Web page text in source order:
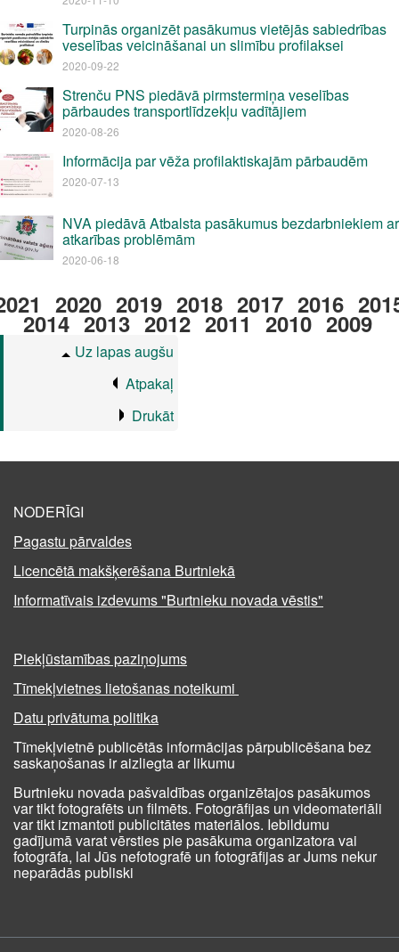
Turpinās organizēt pasākumus vietējās sabiedrības
veselības veicināšanai un slimību profilaksei
2020-09-22
Strenču PNS piedāvā pirmstermiņa veselības
pārbaudes transportlīdzekļu vadītājiem
2020-08-26
Informācija par vēža profilaktiskajām pārbaudēm
2020-07-13
NVA piedāvā Atbalsta pasākumus bezdarbniekiem ar
atkarības problēmām
2020-06-18
2020 2019 2018 2017 2016
2014 2013 2012 2011 2010 2009
Uz lapas augšu
Atpakaļ
Drukāt
NODERĪGI
Pagastu pārvaldes
Licencētā makšķerēšana Burtniekā
Informatīvais izdevums "Burtnieku novada vēstis"
Piekļūstamības paziņojums
Tīmekļvietnes lietošanas noteikumi
Datu privātuma politika
Tīmekļvietnē publicētās informācijas pārpublicēšana bez
saskaņošanas ir aizliegta ar likumu
Burtnieku novada pašvaldības organizētajos pasākumos
var tikt fotografēts un filmēts. Fotogrāfijas un videomateriāli
var tikt izmantoti publicitātes materiālos. Iebildumu
gadījumā varat vērsties pie pasākuma organizatora vai
fotogrāfa, lai Jūs nefotografē un fotogrāfijas ar Jums nekur
neparādās publiski